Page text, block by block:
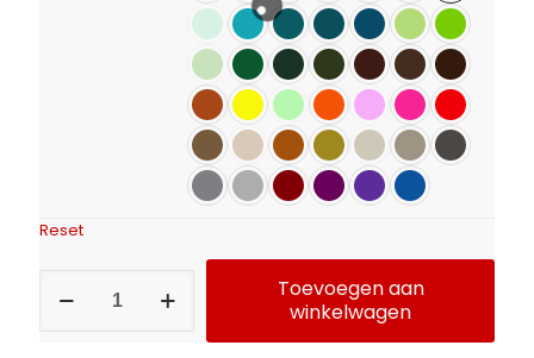
Reset
Calortrans
Toevoegen aan
winkelwagen